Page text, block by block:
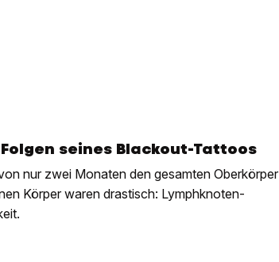
seines Blackout-Tattoos
nur zwei Monaten den gesamten Oberkörper
Körper waren drastisch: Lymphknoten-